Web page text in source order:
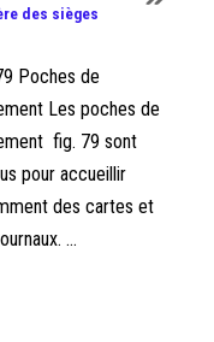
des sièges
Poches de
Les poches de
fig. 79 sont
pour accueillir
des cartes et
...